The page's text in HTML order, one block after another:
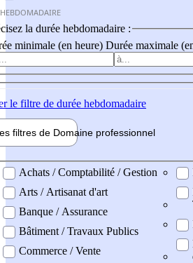
la durée hebdomadaire :
minimale (en heure) Durée maximale
le filtre de durée hebdomadaire
filtres de Domaine professionnel
professionel
Achats / Comptabilité / Gestion
Arts / Artisanat d'art
Banque / Assurance
Bâtiment / Travaux Publics
Commerce / Vente